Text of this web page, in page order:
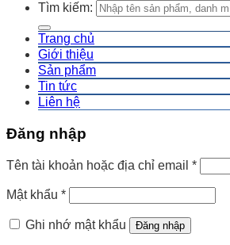
Tìm kiếm:
Trang chủ
Giới thiệu
Sản phẩm
Tin tức
Liên hệ
Đăng nhập
Tên tài khoản hoặc địa chỉ email *
Mật khẩu *
Ghi nhớ mật khẩu Đăng nhập